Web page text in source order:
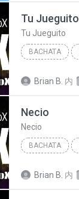
Tu Jueguito
Tu Jueguito
BACHATA
Brian B. 内
Necio
Necio
BACHATA
Brian B. 内